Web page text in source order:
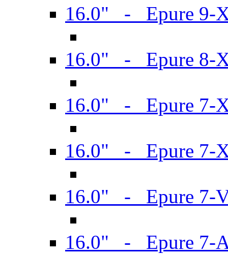
16.0" - Epure 9-
16.0" - Epure 8-
16.0" - Epure 7-
16.0" - Epure 7-
16.0" - Epure 7-
16.0" - Epure 7-